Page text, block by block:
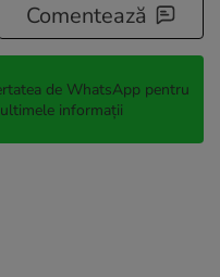
Comentează
de WhatsApp pentru
informații